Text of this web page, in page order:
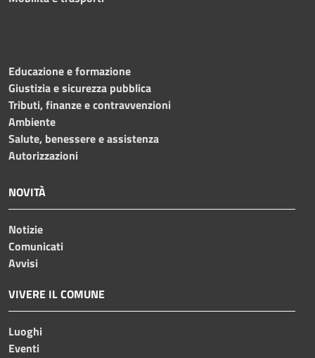
Educazione e formazione
Giustizia e sicurezza pubblica
Tributi, finanze e contravvenzioni
Ambiente
Salute, benessere e assistenza
Autorizzazioni
NOVITÀ
Notizie
Comunicati
Avvisi
VIVERE IL COMUNE
Luoghi
Eventi